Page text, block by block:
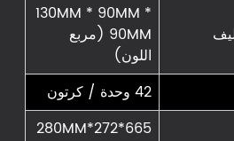
130MM * 90MM *
90MM (مربع
اللون)
42 وحدة / كرتون
665*272*280MM